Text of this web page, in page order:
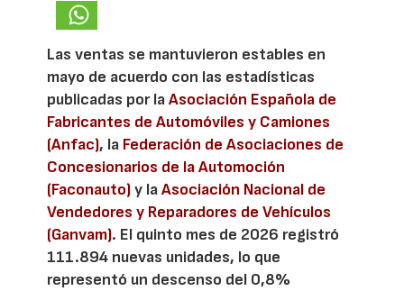
Las ventas se mantuvieron estables en
mayo de acuerdo con las estadísticas
publicadas por laAsociación Española de
Fabricantes de Automóviles y Camiones
(Anfac), la Federación de Asociaciones de
Concesionarios de la Automoción
(Faconauto)y laAsociación Nacional de
Vendedores y Reparadores de Vehículos
(Ganvam). El quinto mes de 2026 registró
111.894 nuevas unidades, lo que
representó un descenso del 0,8%